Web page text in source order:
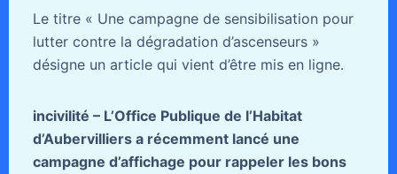
Le titre « Une campagne de sensibilisation pour
lutter contre la dégradation d’ascenseurs »
désigne un article qui vient d’être mis en ligne.
incivilité – L’Office Publique de l’Habitat
d’Aubervilliers a récemment lancé une
campagne d’affichage pour rappeler les bons